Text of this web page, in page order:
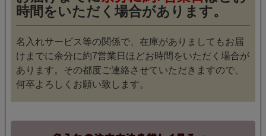
時間をいただく場合があります。
名入れサービス等の関係で、在庫がありましてもお届
けまでに余分に約7営業日ほどお時間をいただく場合が
あります。その都度ご連絡させていただきますので、
何卒よろしくお願い致します。